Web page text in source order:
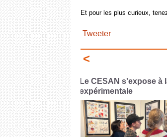
Et pour les plus curieux,
Tweeter
<
CESAN x FLAASH